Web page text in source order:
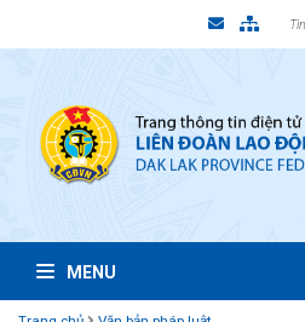
MENU